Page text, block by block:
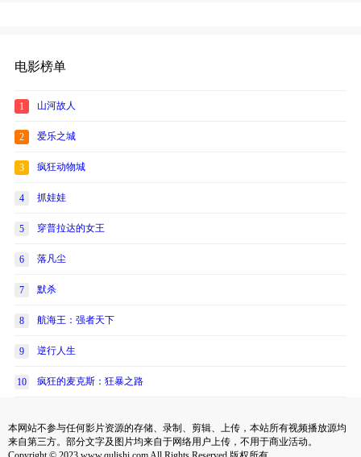
电影榜单
1 山河故人
2 爱乐之城
3 疯狂动物城
4 抓娃娃
5 穿普拉达的女王
6 落凡尘
7 默杀
8 航海王：强者天下
9 逆行人生
10 疯狂的麦克斯：狂暴之路
本网站不参与任何影片资源的存储、录制、剪辑、上传，本站所有视频播放源均
来自第三方。部分文字及图片均来自于网络用户上传，不用于商业活动。